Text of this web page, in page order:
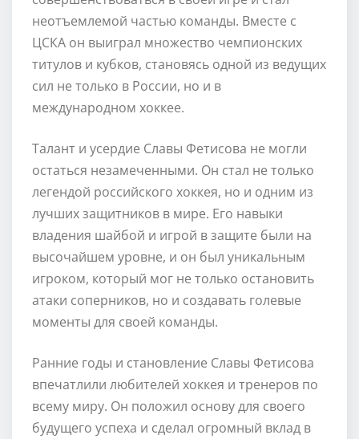
неотъемлемой частью команды. Вместе с
ЦСКА он выиграл множество чемпионских
титулов и кубков, становясь одной из ведущих
сил не только в России, но и в
международном хоккее.
Талант и усердие Славы Фетисова не могли
остаться незамеченными. Он стал не только
легендой российского хоккея, но и одним из
лучших защитников в мире. Его навыки
владения шайбой и игрой в защите были на
высочайшем уровне, и он был уникальным
игроком, который мог не только остановить
атаки соперников, но и создавать голевые
моменты для своей команды.
Ранние годы и становление Славы Фетисова
впечатлили любителей хоккея и тренеров по
всему миру. Он положил основу для своего
будущего успеха и сделал огромный вклад в